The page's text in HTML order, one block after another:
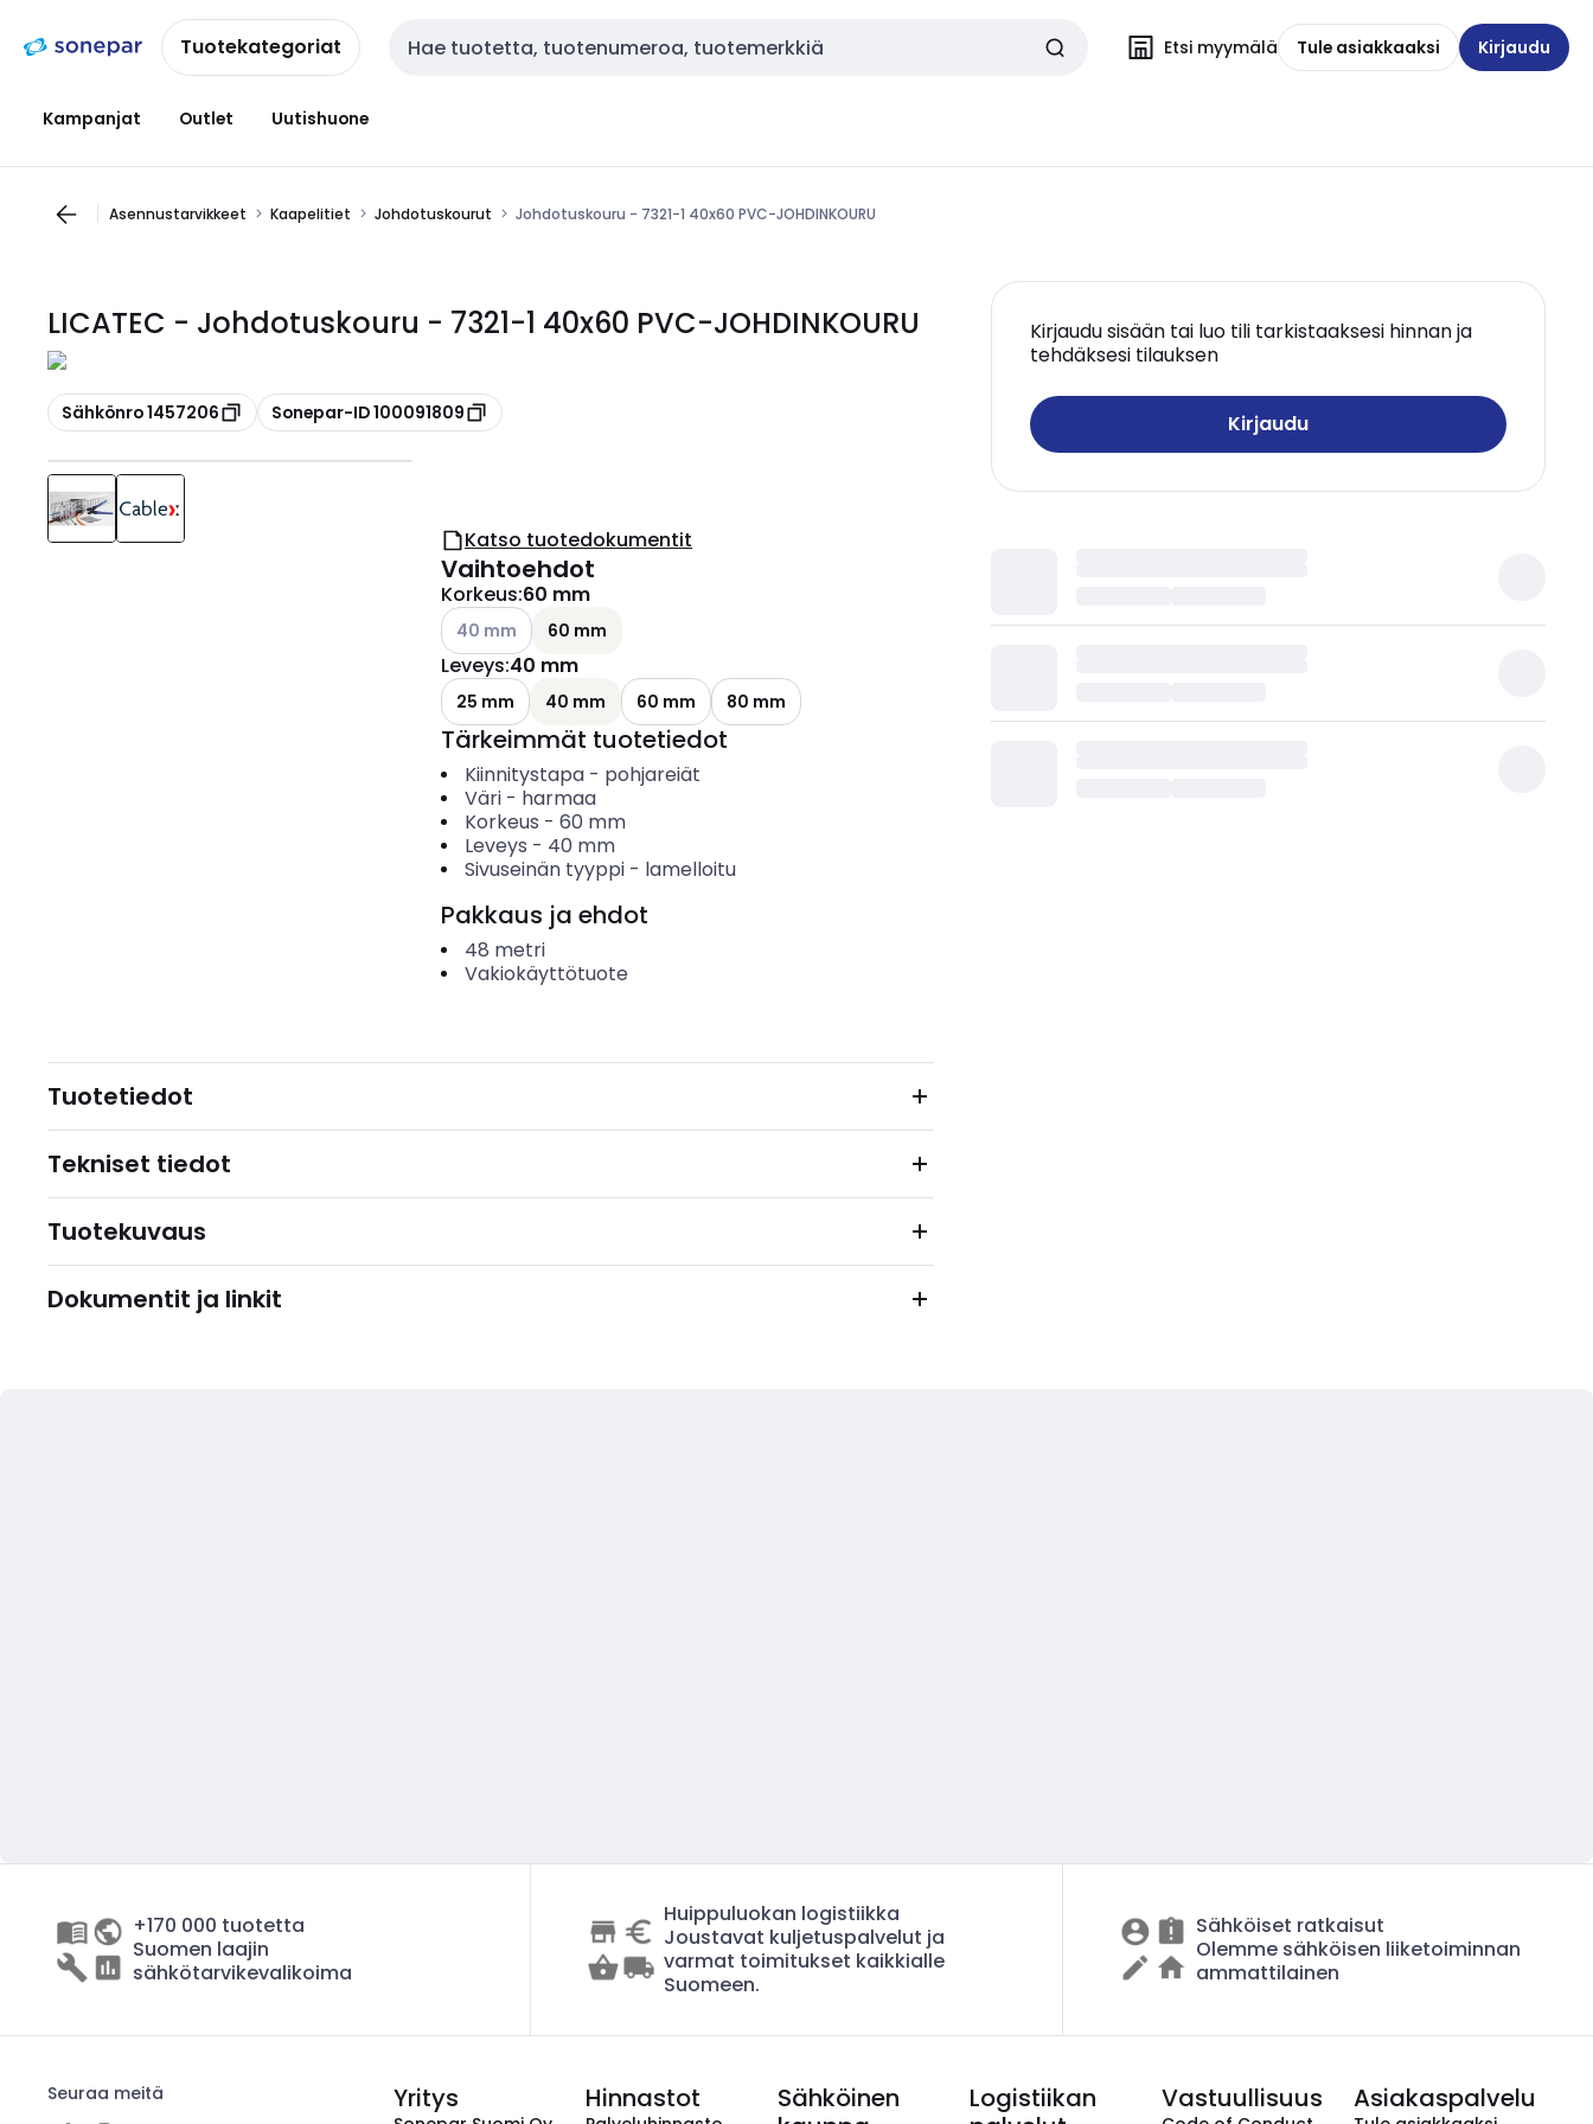
navigointiinsisältöönTuotekategoriat Haku Etsi myymälä Tule asiakkaaksi Kirjaudu
Kampanjat Outlet Uutishuone
Asennustarvikkeet Kaapelitiet Johdotuskourut Johdotuskouru - 7321-1 40x60 PVC-JOHDINKOURU
LICATEC - Johdotuskouru - 7321-1 40x60 PVC-JOHDINKOURU
Kopioi
Sähkönro 1457206 Kopioi
Sonepar-ID 100091809
Kirjaudu sisään tai luo tili tarkistaaksesi hinnan ja
tehdäksesi tilauksen
Kirjaudu
Katso tuotedokumentit
Vaihtoehdot
Korkeus:60 mm
Katso käytettävissä olevat vaihtoehdot
40 mm 60 mm
Leveys:40 mm
25 mm 40 mm 60 mm 80 mm
Tärkeimmät tuotetiedot
Kiinnitystapa- pohjareiät
Väri- harmaa
Korkeus - 60 mm
Leveys - 40 mm
Sivuseinän tyyppi- lamelloitu
Pakkaus ja ehdot
48 metri
Vakiokäyttötuote
Tuotetiedot
Tekniset tiedot
Tuotekuvaus
Dokumentit ja linkit
+170 000 tuotetta
Suomen laajin
sähkötarvikevalikoima
Huippuluokan logistiikka
Joustavat kuljetuspalvelut ja
varmat toimitukset kaikkialle
Suomeen.
Sähköiset ratkaisut
Olemme sähköisen liiketoiminnan
ammattilainen
Seuraa meitä Yritys Hinnastot
Sähköinen
Logistiikan
Vastuullisuus Asiakaspalvelu